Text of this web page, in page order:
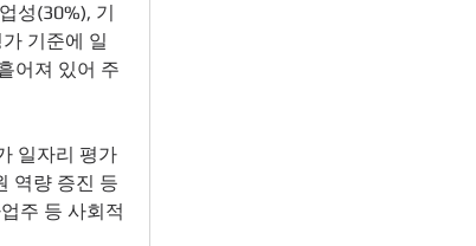
성(30%), 기
기준에 일
어져 있어 주
일자리 평가
역량 증진 등
주 등 사회적